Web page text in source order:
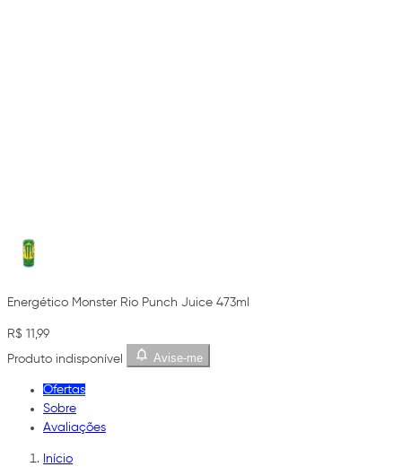
Energético Monster Rio Punch Juice 473ml
R$ 11,99
Produto indisponível
Avise-me
Ofertas
Sobre
Avaliações
Início